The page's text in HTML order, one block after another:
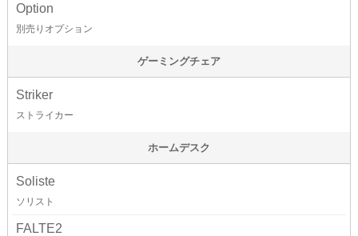
Option
別売りオプション
ゲーミングチェア
Striker
ストライカー
ホームデスク
Soliste
ソリスト
FALTE2